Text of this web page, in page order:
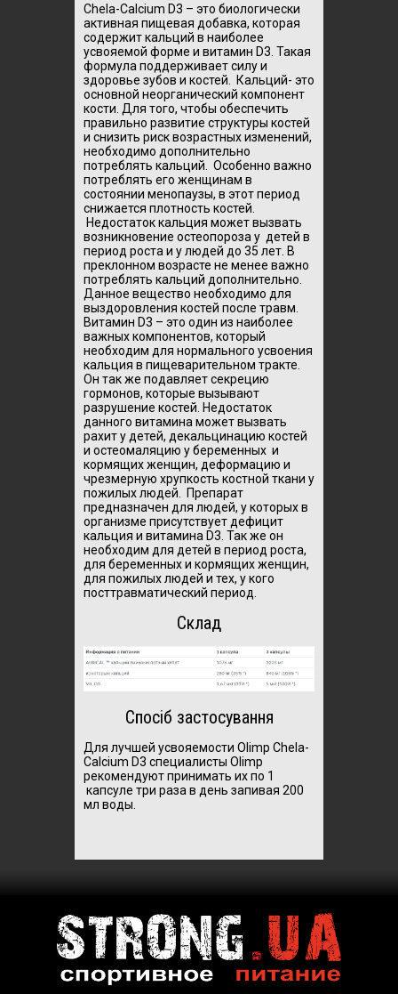
Chela-Calcium D3 – это биологически
активная пищевая добавка, которая
содержит кальций в наиболее
усвояемой форме и витамин D3. Такая
формула поддерживает силу и
здоровье зубов и костей. Кальций- это
основной неорганический компонент
кости. Для того, чтобы обеспечить
правильно развитие структуры костей
и снизить риск возрастных изменений,
необходимо дополнительно
потреблять кальций. Особенно важно
потреблять его женщинам в
состоянии менопаузы, в этот период
снижается плотность костей.
Недостаток кальция может вызвать
возникновение остеопороза у детей в
период роста и у людей до 35 лет. В
преклонном возрасте не менее важно
потреблять кальций дополнительно.
Данное вещество необходимо для
выздоровления костей после травм.
Витамин D3 – это один из наиболее
важных компонентов, который
необходим для нормального усвоения
кальция в пищеварительном тракте.
Он так же подавляет секрецию
гормонов, которые вызывают
разрушение костей. Недостаток
данного витамина может вызвать
рахит у детей, декальцинацию костей
и остеомаляцию у беременных и
кормящих женщин, деформацию и
чрезмерную хрупкость костной ткани у
пожилых людей. Препарат
предназначен для людей, у которых в
организме присутствует дефицит
кальция и витамина D3. Так же он
необходим для детей в период роста,
для беременных и кормящих женщин,
для пожилых людей и тех, у кого
посттравматический период.
Склад
Спосіб застосування
Для лучшей усвояемости Olimp Chela-
Calcium D3 специалисты Olimp
рекомендуют принимать их по 1
капсуле три раза в день запивая 200
мл воды.